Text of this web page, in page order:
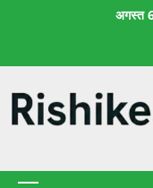
अगस्त